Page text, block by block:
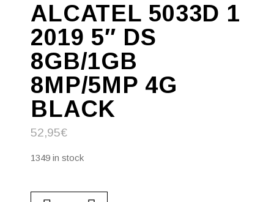
ALCATEL 5033D 1
2019 5″ DS
8GB/1GB
8MP/5MP 4G
BLACK
52,95€
1349 in stock